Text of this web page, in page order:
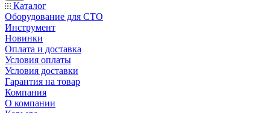
Каталог
Оборудование для СТО
Инструмент
Новинки
Оплата и доставка
Условия оплаты
Условия доставки
Гарантия на товар
Компания
О компании